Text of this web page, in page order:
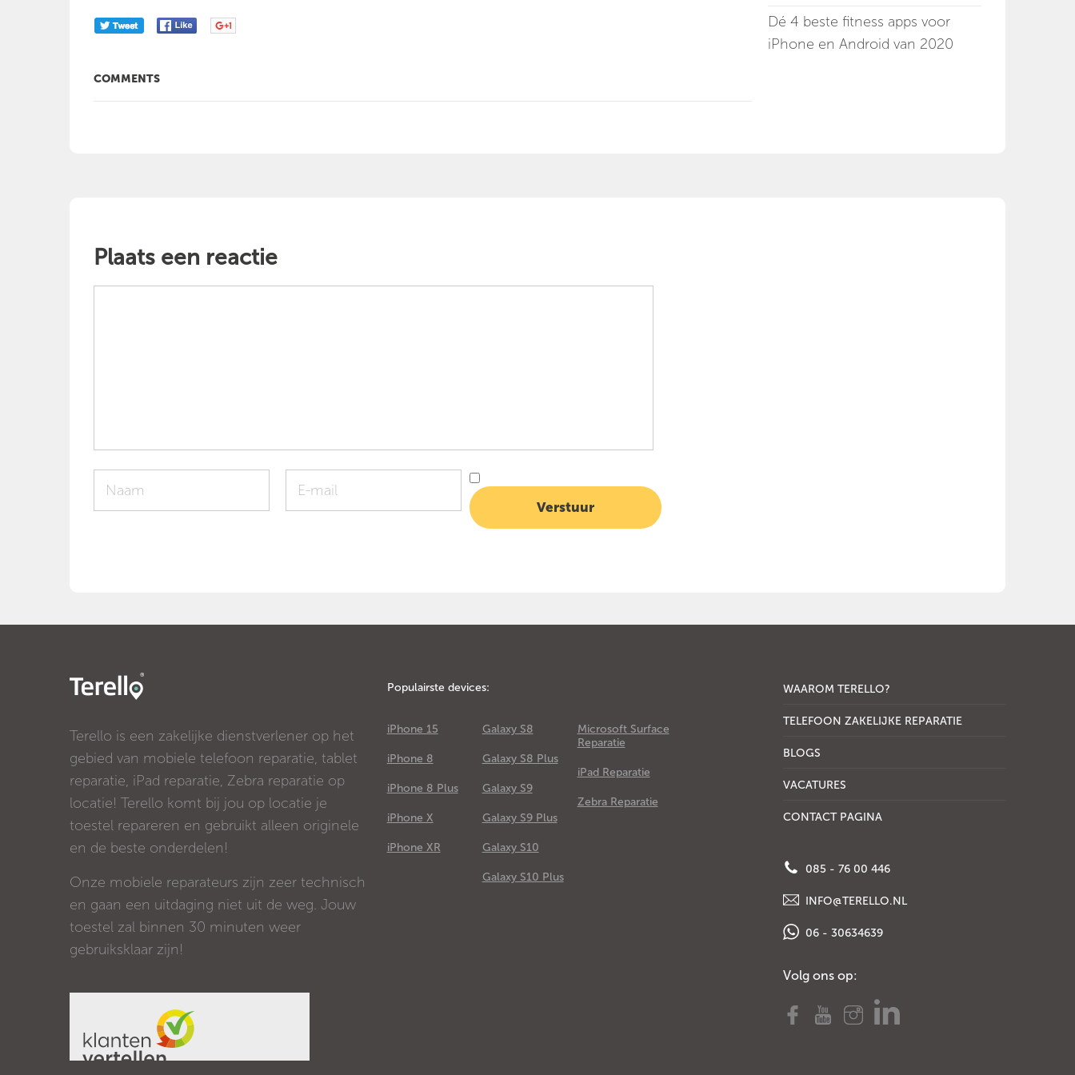
COMMENTS
Dé 4 beste fitness apps voor
iPhone en Android van 2020
Plaats een reactie
Terello is een zakelijke dienstverlener op het
gebied van mobiele telefoon reparatie, tablet
reparatie, iPad reparatie, Zebra reparatie op
locatie! Terello komt bij jou op locatie je
toestel repareren en gebruikt alleen originele
en de beste onderdelen!
Onze mobiele reparateurs zijn zeer technisch
en gaan een uitdaging niet uit de weg. Jouw
toestel zal binnen 30 minuten weer
gebruiksklaar zijn!
Populairste devices:
iPhone 15
iPhone 8
iPhone 8 Plus
iPhone X
iPhone XR
Galaxy S8
Galaxy S8 Plus
Galaxy S9
Galaxy S9 Plus
Galaxy S10
Galaxy S10 Plus
Microsoft Surface
Reparatie
iPad Reparatie
Zebra Reparatie
WAAROM TERELLO?
TELEFOON ZAKELIJKE REPARATIE
BLOGS
VACATURES
CONTACT PAGINA
085 - 76 00 446
INFO@TERELLO.NL
06 - 30634639
Volg ons op: